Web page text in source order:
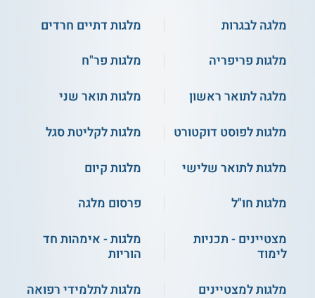
מלגה לבגרות
מלגות דתיים חרדים
מלגות פריפריה
מלגות פר"ח
מלגה לתואר ראשון
מלגות תואר שני
מלגות לפוסט דוקטורט
מלגות לקליטת סגל
מלגות לתואר שלישי
מלגות קיום
מלגות חו"ל
פרסום מלגה
מצטיינים - תכניות
לימוד
מלגות - אימהות חד
הוריות
מלגות למצטיינים
מלגות לתלמידי רפואה